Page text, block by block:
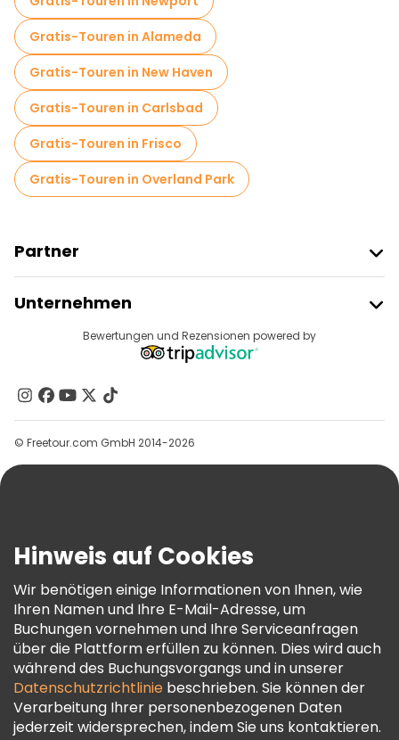
Gratis-Touren in Alameda
Gratis-Touren in New Haven
Gratis-Touren in Carlsbad
Gratis-Touren in Frisco
Gratis-Touren in Overland Park
Partner
Anbieter-Anmeldung
Affiliate-Programm
Unternehmen
Reiseziele
Kontakt
Gruppen
Hilfe
AGB Und Rechtliches
Cookie-Richtlinie
Freetour Auszeichnungen
Treueprogramm
Bewertungen und Rezensionen powered by
© Freetour.com GmbH 2014-2026
Hinweis auf Cookies
Wir benötigen einige Informationen von Ihnen, wie
Ihren Namen und Ihre E-Mail-Adresse, um
Buchungen vornehmen und Ihre Serviceanfragen
über die Plattform erfüllen zu können. Dies wird auch
während des Buchungsvorgangs und in unserer
Datenschutzrichtlinie beschrieben. Sie können der
Verarbeitung Ihrer personenbezogenen Daten
jederzeit widersprechen, indem Sie uns kontaktieren.